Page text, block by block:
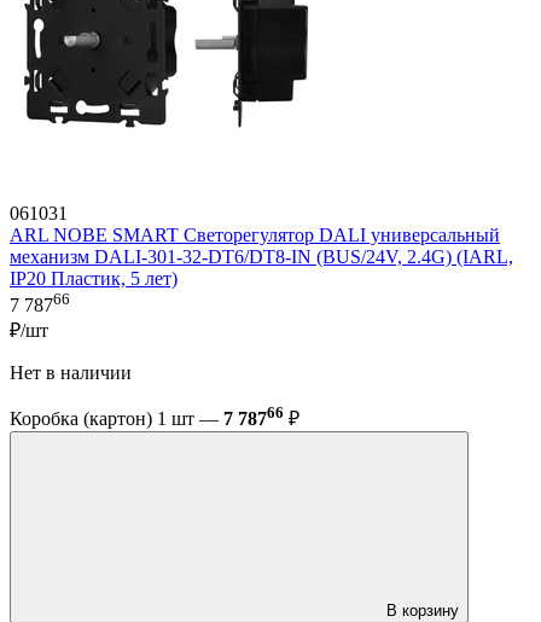
061031
ARL NOBE SMART Светорегулятор DALI универсальный
механизм DALI-301-32-DT6/DT8-IN (BUS/24V, 2.4G) (IARL,
IP20 Пластик, 5 лет)
7 78766
₽/шт
Нет в наличии
Коробка (картон) 1 шт — 7 78766 ₽
В корзину